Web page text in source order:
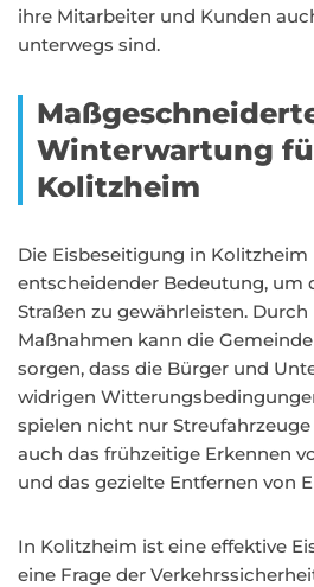
ihre Mitarbeiter und Kunden
unterwegs sind.
Winterwartung
Kolitzheim
Die Eisbeseitigung in
entscheidender Bedeutung, um
Straßen zu gewährleisten.
Maßnahmen kann die
sorgen, dass die Bürger und
widrigen
spielen nicht nur
auch das frühzeitige Erkennen
und das gezielte Entfernen von
In Kolitzheim ist eine effektive
eine Frage der